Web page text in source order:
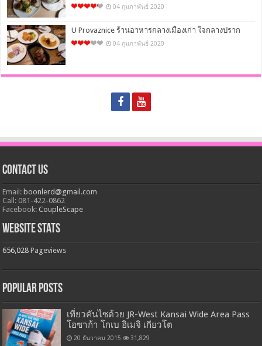
04 กุมภาพันธ์ 2020
U Provaznice ร้านอาหารกลางเมืองเก่า ใจกลางปราก
04 กุมภาพันธ์ 2020
Contact Us
Email: boonlerd@gmail.com
Call: 081-422-0862
Facebook:CoupleScape
Website Stats
656,028 Pageviews
Popular Posts
เที่ยวคันไซด้วย JR-West Kansai Wide Area Pass
โอซาก้า โกเบ ฮิเมจิ เกียวโต
20 ธันวาคม 2015 31,829